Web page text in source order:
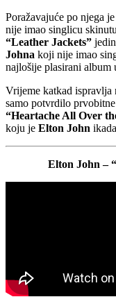
Poražavajuće po njega
nije imao singlicu
“Leather Jackets”
Johna koji nije imao
najlošije plasirani
Vrijeme katkad ispravlja
samo potvrdilo prvobitne
“Heartache All Over
koju je Elton John
Elton John –